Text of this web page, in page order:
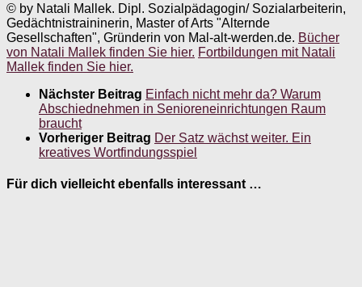
© by Natali Mallek. Dipl. Sozialpädagogin/ Sozialarbeiterin,
Gedächtnistraininerin, Master of Arts "Alternde
Gesellschaften", Gründerin von Mal-alt-werden.de. Bücher
von Natali Mallek finden Sie hier. Fortbildungen mit Natali
Mallek finden Sie hier.
Nächster Beitrag Einfach nicht mehr da? Warum
Abschiednehmen in Senioreneinrichtungen Raum
braucht
Vorheriger Beitrag Der Satz wächst weiter. Ein
kreatives Wortfindungsspiel
Für dich vielleicht ebenfalls interessant …